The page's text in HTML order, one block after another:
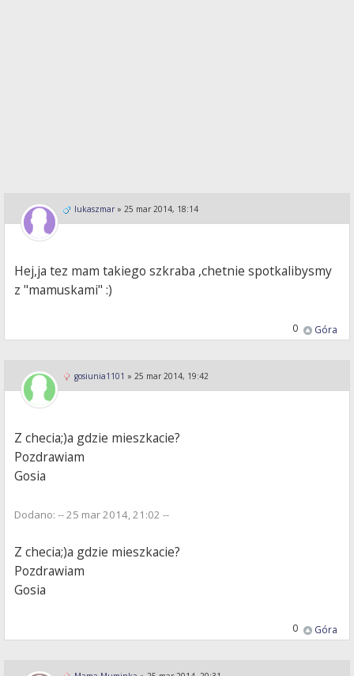
lukaszmar» 25 mar 2014, 18:14
Hej,ja tez mam takiego szkraba ,chetnie spotkalibysmy
z "mamuskami" :)
Góra
0
gosiunia1101 » 25 mar 2014, 19:42
Z checia;)a gdzie mieszkacie?
Pozdrawiam
Gosia
Dodano: -- 25 mar 2014, 21:02 --
Z checia;)a gdzie mieszkacie?
Pozdrawiam
Gosia
Góra
0